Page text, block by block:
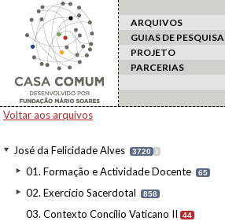
ARQUIVOS
GUIAS DE PESQUISA
PROJETO
PARCERIAS
Voltar aos arquivos
José da Felicidade Alves 3720 I
01. Formação e Actividade Docente 65
02. Exercício Sacerdotal 858
03. Contexto Concílio Vaticano II 44